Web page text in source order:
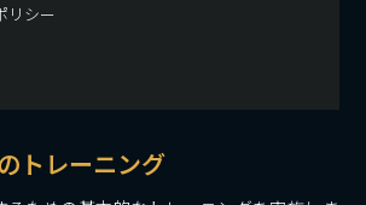
リシー
トレーニング